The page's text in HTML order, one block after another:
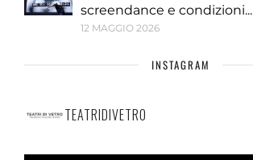
screendance e condizioni...
12 MAGGIO 2026
INSTAGRAM
TEATRIDIVETRO